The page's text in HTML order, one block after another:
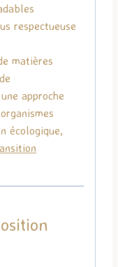
respectueuse
matières
approche
écologique,